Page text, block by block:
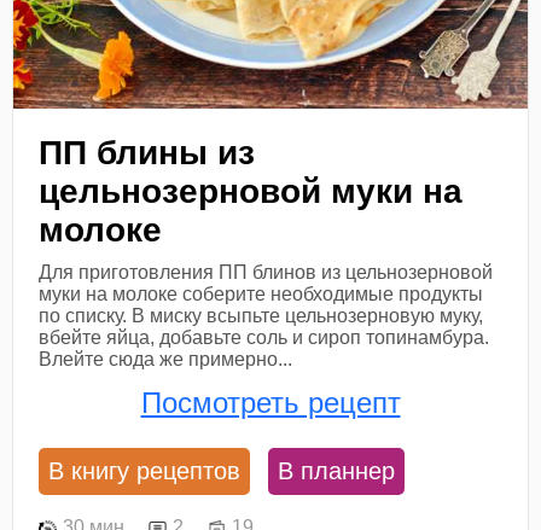
ПП блины из
цельнозерновой муки на
молоке
Для приготовления ПП блинов из цельнозерновой
муки на молоке соберите необходимые продукты
по списку. В миску всыпьте цельнозерновую муку,
вбейте яйца, добавьте соль и сироп топинамбура.
Влейте сюда же примерно...
Посмотреть рецепт
В книгу рецептов В планнер